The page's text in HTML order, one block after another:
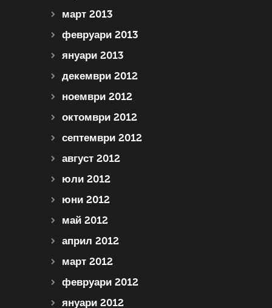
март 2013
февруари 2013
януари 2013
декември 2012
ноември 2012
октомври 2012
септември 2012
август 2012
юли 2012
юни 2012
май 2012
април 2012
март 2012
февруари 2012
януари 2012